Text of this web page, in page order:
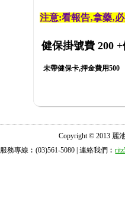
注意:看報告‚拿藥‚
健保掛號費 200 +
未帶健保卡,押金費用500
Copyright © 2013 麗
服務專線︰(03)561-5080 | 連絡我們︰